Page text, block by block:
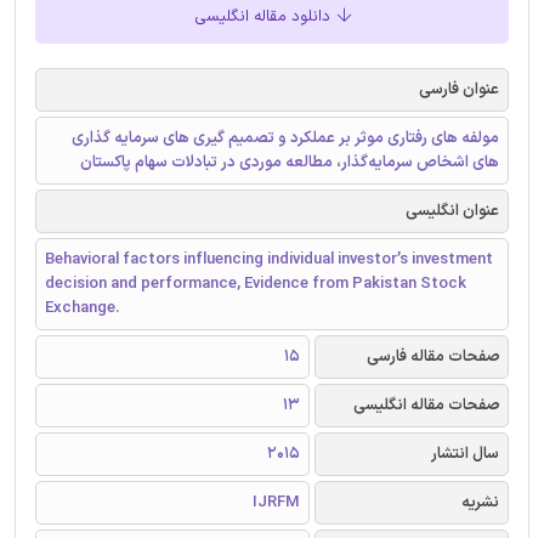
دانلود مقاله انگلیسی
عنوان فارسی
مولفه های رفتاری موثر بر عملکرد و تصمیم گیری های سرمایه گذاری
های اشخاص سرمایه‌گذار، مطالعه موردی در تبادلات سهام پاکستان
عنوان انگلیسی
Behavioral factors influencing individual investor’s investment
decision and performance, Evidence from Pakistan Stock
Exchange.
صفحات مقاله فارسی
15
صفحات مقاله انگلیسی
13
سال انتشار
2015
نشریه
IJRFM